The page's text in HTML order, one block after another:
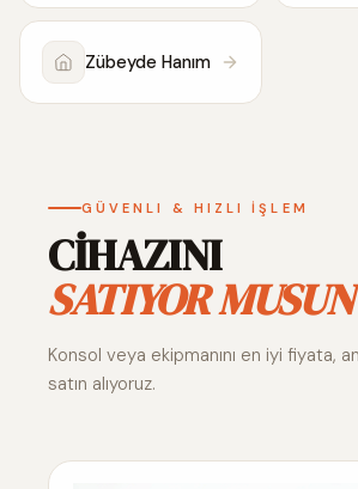
Zübeyde Hanım
GÜVENLI & HIZLI İŞLEM
CİHAZINI
SATIYOR
Konsol veya ekipmanını en iyi fiyata,
satın alıyoruz.